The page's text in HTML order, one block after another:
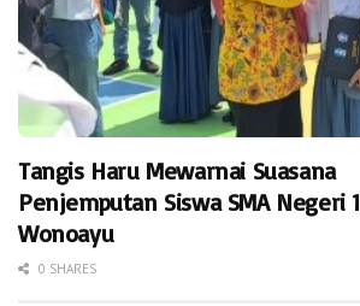
Tangis Haru Mewarnai Suasana
Penjemputan Siswa SMA Negeri 1
Wonoayu
0 SHARES